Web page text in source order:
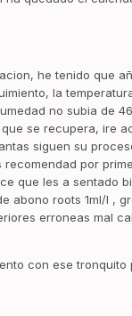
he tenido que
la
no subia de
se recupera, ire
siguen su
recomendad por
que les a sentado
abono roots 1ml/l ,
erroneas mal
con ese tronquito